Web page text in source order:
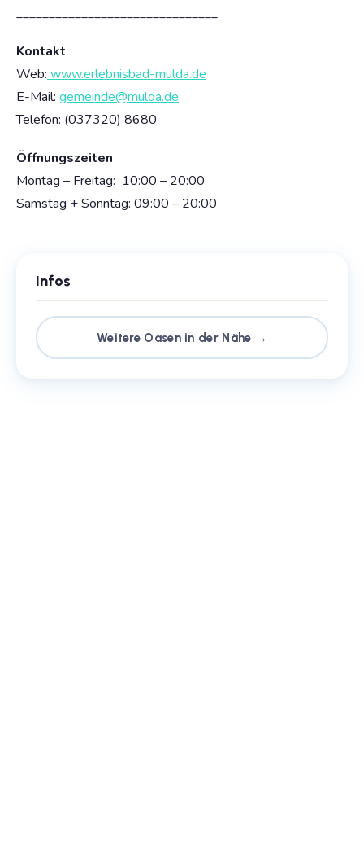
_______________________________
Kontakt
Web: www.erlebnisbad-mulda.de
E-Mail: gemeinde@mulda.de
Telefon: (037320) 8680
Öffnungszeiten
Montag – Freitag: 10:00 – 20:00
Samstag + Sonntag: 09:00 – 20:00
Infos
Weitere Oasen in der Nähe →